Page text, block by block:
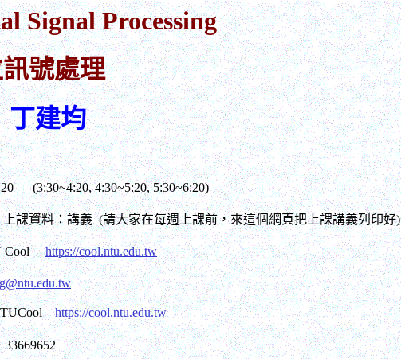
Signal Processing
處理
丁建均
(3:30~4:20, 4:30~5:20, 5:30~6:20)
：講義 (請大家在每週上課前，來這個網頁把上課講義列印好)
Cool https://cool.ntu.edu.tw
https://cool.ntu.edu.tw
33669652